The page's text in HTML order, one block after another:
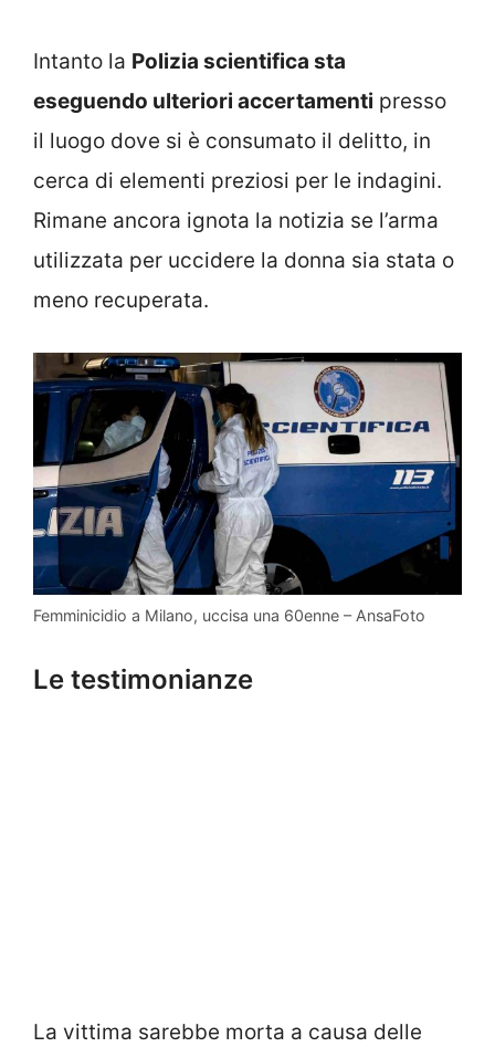
Intanto la Polizia scientifica sta
eseguendo ulteriori accertamenti presso
il luogo dove si è consumato il delitto, in
cerca di elementi preziosi per le indagini.
Rimane ancora ignota la notizia se l’arma
utilizzata per uccidere la donna sia stata o
meno recuperata.
Femminicidio a Milano, uccisa una 60enne – AnsaFoto
Le testimonianze
La vittima sarebbe morta a causa delle